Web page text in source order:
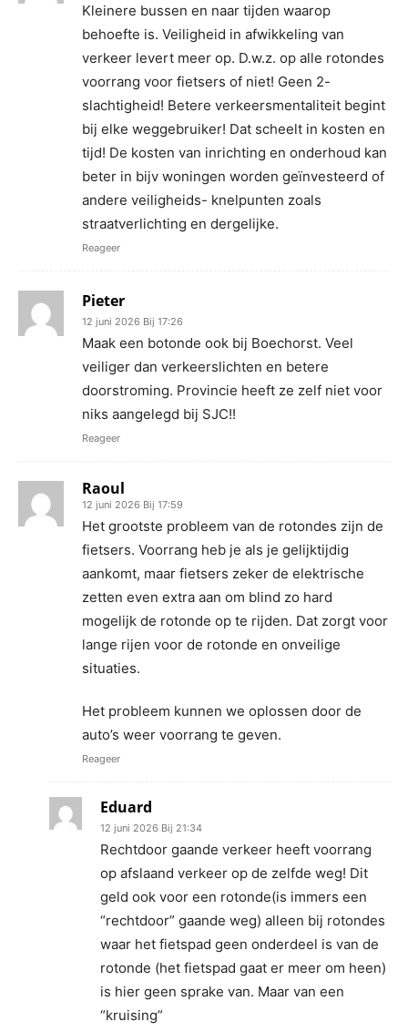
Kleinere bussen en naar tijden waarop
behoefte is. Veiligheid in afwikkeling van
verkeer levert meer op. D.w.z. op alle rotondes
voorrang voor fietsers of niet! Geen 2-
slachtigheid! Betere verkeersmentaliteit begint
bij elke weggebruiker! Dat scheelt in kosten en
tijd! De kosten van inrichting en onderhoud kan
beter in bijv woningen worden geïnvesteerd of
andere veiligheids- knelpunten zoals
straatverlichting en dergelijke.
Reageer
Pieter
12 juni 2026 Bij 17:26
Maak een botonde ook bij Boechorst. Veel
veiliger dan verkeerslichten en betere
doorstroming. Provincie heeft ze zelf niet voor
niks aangelegd bij SJC!!
Reageer
Raoul
12 juni 2026 Bij 17:59
Het grootste probleem van de rotondes zijn de
fietsers. Voorrang heb je als je gelijktijdig
aankomt, maar fietsers zeker de elektrische
zetten even extra aan om blind zo hard
mogelijk de rotonde op te rijden. Dat zorgt voor
lange rijen voor de rotonde en onveilige
situaties.
Het probleem kunnen we oplossen door de
auto’s weer voorrang te geven.
Reageer
Eduard
12 juni 2026 Bij 21:34
Rechtdoor gaande verkeer heeft voorrang
op afslaand verkeer op de zelfde weg! Dit
geld ook voor een rotonde(is immers een
“rechtdoor” gaande weg) alleen bij rotondes
waar het fietspad geen onderdeel is van de
rotonde (het fietspad gaat er meer om heen)
is hier geen sprake van. Maar van een
“kruising”